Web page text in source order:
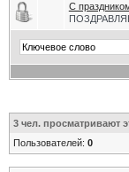
С
3чел. просматривают
Пользователей: 0